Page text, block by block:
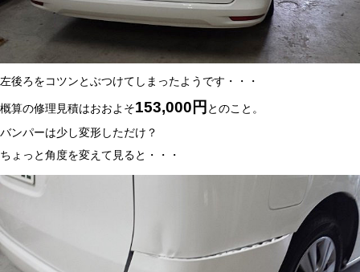
左後ろをコツンとぶつけてしまったようです・・・
概算の修理見積はおおよそ153,000 円 とのこと。
バンパーは少し変形しただけ？
ちょっと角度を変えて見ると・・・